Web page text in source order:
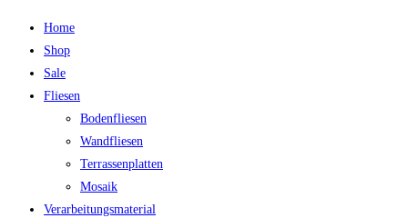
Home
Shop
Sale
Fliesen
Bodenfliesen
Wandfliesen
Terrassenplatten
Mosaik
Verarbeitungsmaterial